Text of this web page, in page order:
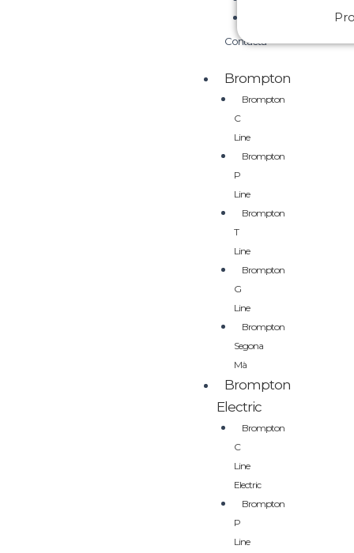
Contacta
Brompton
Brompton
C
Line
Brompton
P
Line
Brompton
T
Line
Brompton
G
Line
Brompton
Segona
Mà
Brompton
Electric
Brompton
C
Line
Electric
Brompton
P
Line